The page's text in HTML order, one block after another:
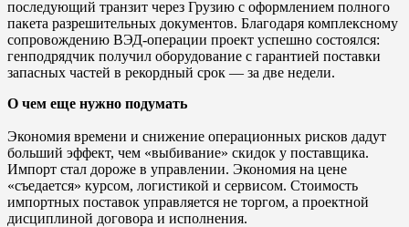
последующий транзит через Грузию с оформлением полного
пакета разрешительных документов. Благодаря комплексному
сопровождению ВЭД-операции проект успешно состоялся:
генподрядчик получил оборудование с гарантией поставки
запасных частей в рекордный срок — за две недели.
О чем еще нужно подумать
Экономия времени и снижение операционных рисков дадут
больший эффект, чем «выбивание» скидок у поставщика.
Импорт стал дороже в управлении. Экономия на цене
«съедается» курсом, логистикой и сервисом. Стоимость
импортных поставок управляется не торгом, а проектной
дисциплиной договора и исполнения.